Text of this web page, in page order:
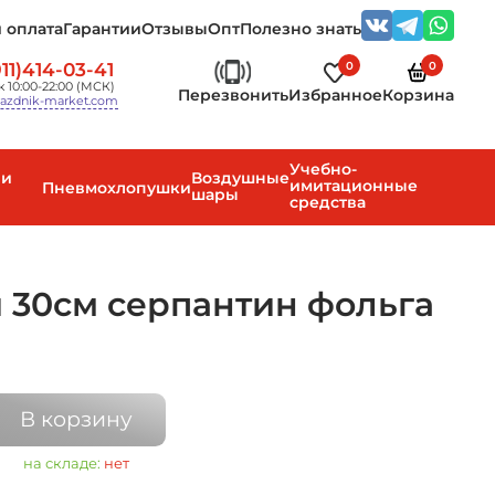
оплатаГарантииОтзывыОптПолезно знать
03-41
10:00-22:00 (МСК)
market.com
Перезвонить
0
Избранное
0
Корзина
ПневмохлопушкиВоздушные
шары
Учебно-
имитационные
средства
серпантин фольга
В корзину
на складе: нет